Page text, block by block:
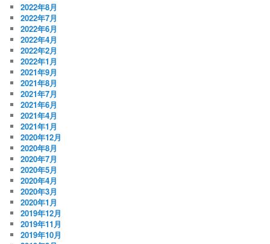
2022年8月
2022年7月
2022年6月
2022年4月
2022年2月
2022年1月
2021年9月
2021年8月
2021年7月
2021年6月
2021年4月
2021年1月
2020年12月
2020年8月
2020年7月
2020年5月
2020年4月
2020年3月
2020年1月
2019年12月
2019年11月
2019年10月